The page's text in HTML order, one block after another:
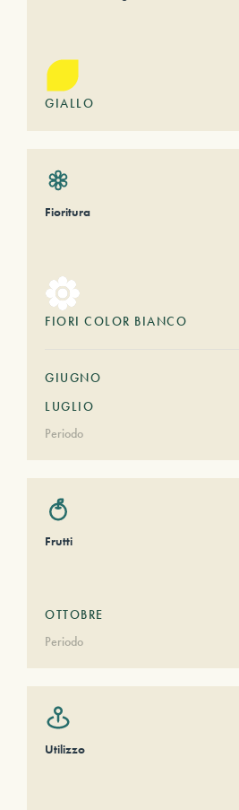
GIALLO
Fioritura
FIORI COLOR BIANCO
GIUGNO
LUGLIO
Periodo
Frutti
OTTOBRE
Periodo
Utilizzo